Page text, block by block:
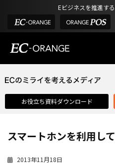
Eビジネスを推進す
選ばれる理由
課題解決例
機能一覧
お役立ち資料ダウンロード
スマートホンを利用し
2013年11月18日